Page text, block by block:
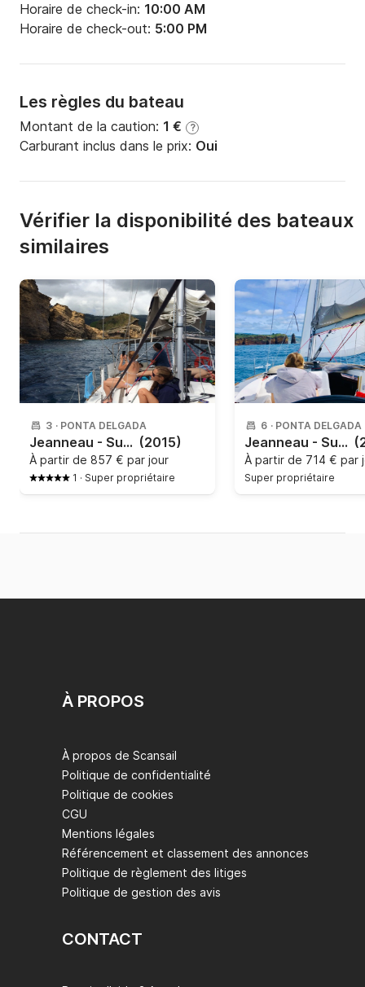
Horaire de check-in: 10:00 AM
Horaire de check-out: 5:00 PM
Les règles du bateau
Montant de la caution: 1 € ?
Carburant inclus dans le prix: Oui
Vérifier la disponibilité des bateaux
similaires
3 · PONTA DELGADA
Jeanneau - Sun Odyssey 379 (2015)
À partir de 857 € par jour
1 · Super propriétaire
6 · PONTA DELGADA
Jeanneau - Sun Odyssey 379
À partir de 714 € par
Super propriétaire
À PROPOS
À propos de Scansail
Politique de confidentialité
Politique de cookies
CGU
Mentions légales
Référencement et classement des annonces
Politique de règlement des litiges
Politique de gestion des avis
CONTACT